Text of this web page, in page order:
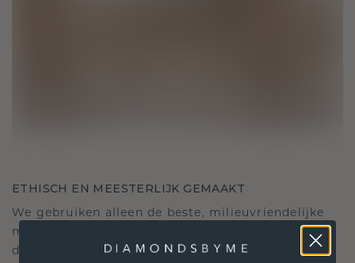
ETHISCH EN MEESTERLIJK GEMAAKT
We gebruiken alleen de beste, milieuvriendelijke
materialen en lab-grown diamanten. Onze
deskundige goudsmeden combineren